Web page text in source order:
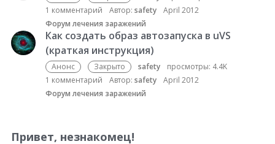
ж
д
е
1 комментарий Автор: safety
April 2012
Форум лечения заражений
Как создать образ автозапуска в uVS
(краткая инструкция)
Анонс Закрыто safety просмотры: 4.4K
1 комментарий Автор: safety
April 2012
Форум лечения заражений
Привет, незнакомец!